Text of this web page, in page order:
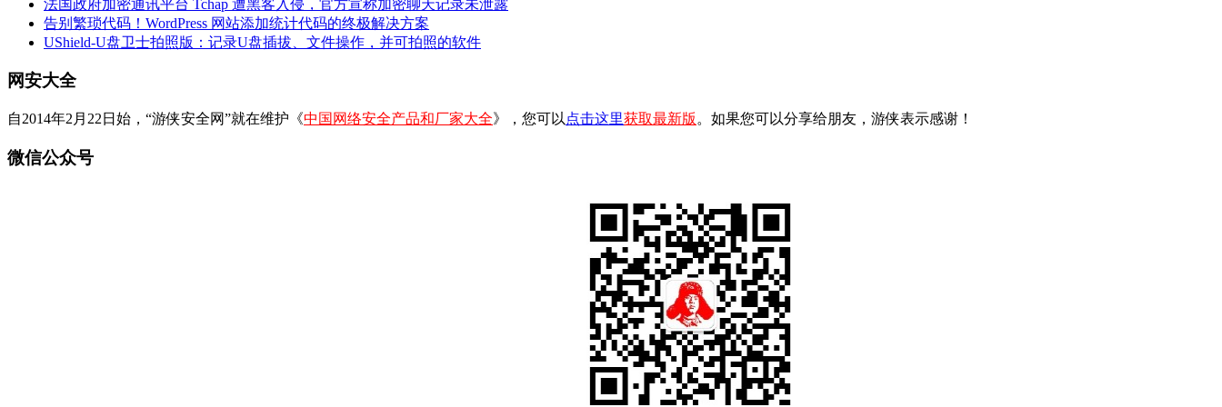
法国政府加密通讯平台 Tchap 遭黑客入侵，官方宣称加密聊天记录未泄露
告别繁琐代码！WordPress 网站添加统计代码的终极解决方案
UShield-U盘卫士拍照版：记录U盘插拔、文件操作，并可拍照的软件
网安大全
自2014年2月22日始，“游侠安全网”就在维护《中国网络安全产品和厂家大全》，您可以 点击这里获取最新版 。如果您可以分享给朋友，游侠表示感谢！
微信公众号